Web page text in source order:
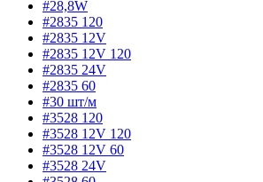
#28,8W
#2835 120
#2835 12V
#2835 12V 120
#2835 24V
#2835 60
#30 шт/м
#3528 120
#3528 12V 120
#3528 12V 60
#3528 24V